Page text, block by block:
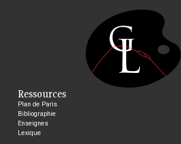
Ressources
Plan de Paris
Bibliographie
Enseignes
Lexique